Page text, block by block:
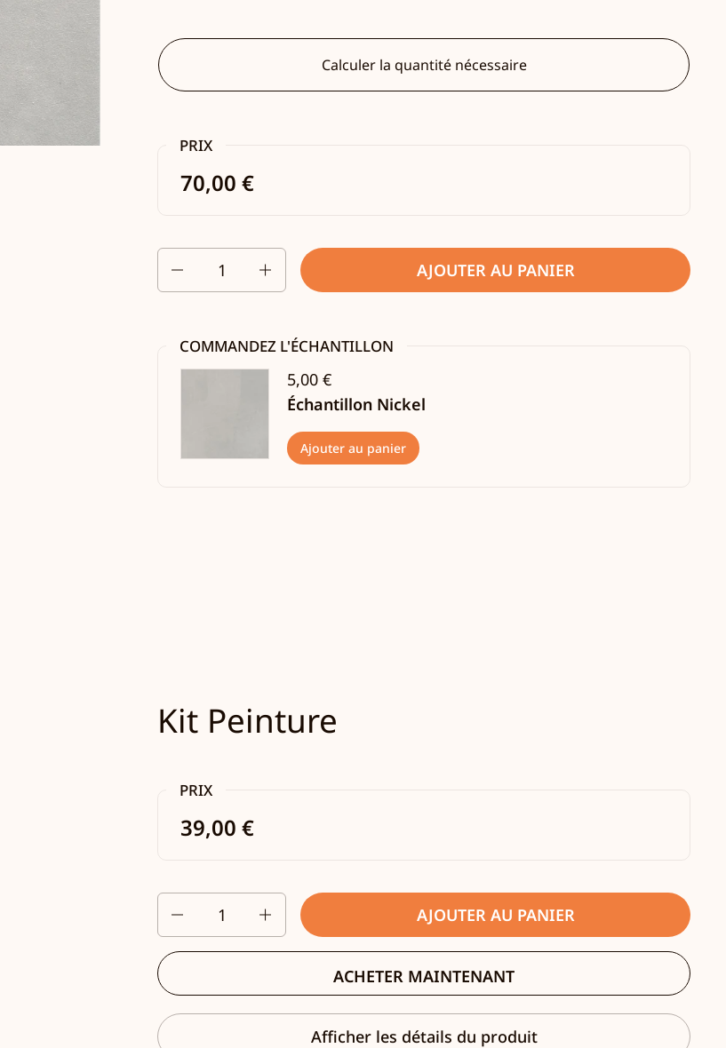
Calculer la quantité nécessaire
PRIX
70,00 €
Quantité AJOUTER AU PANIER
COMMANDEZ L'ÉCHANTILLON
5,00 €
Échantillon Nickel
Ajouter au panier
Kit Peinture
PRIX
39,00 €
Quantité AJOUTER AU PANIER
ACHETER MAINTENANT
Afficher les détails du produit